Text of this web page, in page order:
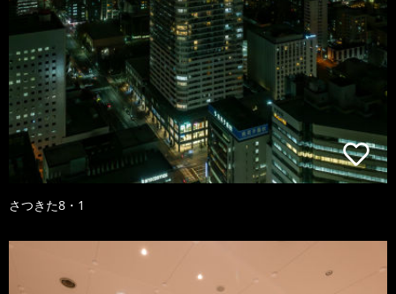
さつきた8・1